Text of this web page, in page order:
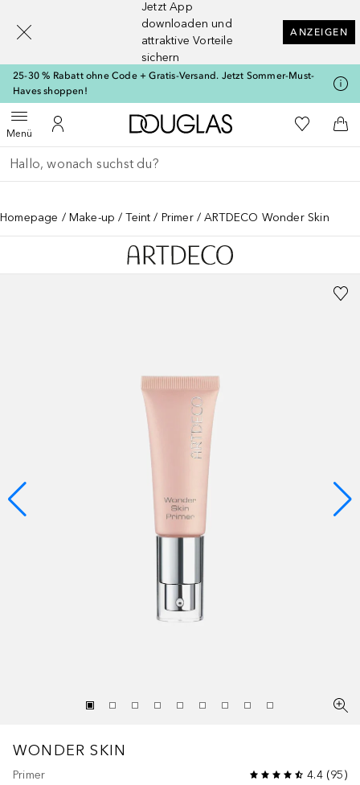
Jetzt App
downloaden und
attraktive Vorteile
sichern
ANZEIGEN
25-30 % Rabatt ohne Code + Gratis-Versand. Jetzt Sommer-Must-
Haves shoppen!
MenüMenü öffnenZu Meinem Kundenkonto
Zur Douglas Startseite
Zu Meiner
Gehe zurück
Suche ausführen
Homepage Make-up Teint Primer ARTDECO Wonder Skin
WONDER SKIN
Primer 4.4(95)
[navigation.slideout.screenreader]